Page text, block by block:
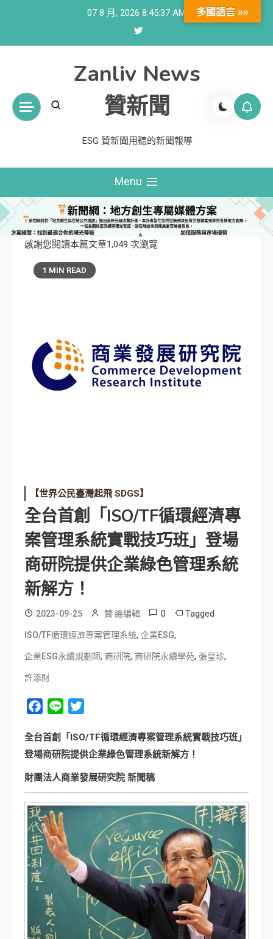
07 8 月, 2026 8:45:38 AM
Zanliv News
贊新聞
ESG 贊新聞用聽的新聞報導
Menu
感謝您閱讀本篇文章1,049 次瀏覽
1 MIN READ
【世界公民臺灣起飛 SDGS】
全台首創「ISO/TF循環經濟專
案管理系統實戰技巧班」登場
商研院提供企業綠色管理系統
新解方！
2023-09-25 贊 總編輯 0 Tagged
ISO/TF循環經濟專案管理系統, 企業ESG,
企業ESG永續規劃師, 商研院, 商研院永續學苑, 張皇珍,
許添財
Facebook
Line
全台首創「 ISO/TF循環經濟專案管理系統實戰技巧班」
登場商研院提供企業綠色管理系統新解方！
財團法人商業發展研究院 新聞稿
多國語言 »»